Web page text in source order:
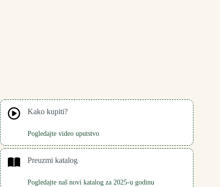
Kako kupiti?
Pogledajte video uputstvo
Preuzmi katalog
Pogledajte naš novi katalog za 2025-u godinu